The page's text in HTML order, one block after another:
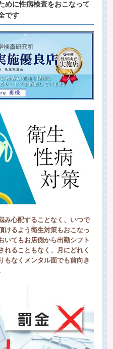
めに性病検査をおこなって
です
み心配することなく、いつで
けるよう衛生対策もおこなっ
いてもお店側から出勤シフト
れることもなく、月にどれく
もなくメンタル面でも前向き